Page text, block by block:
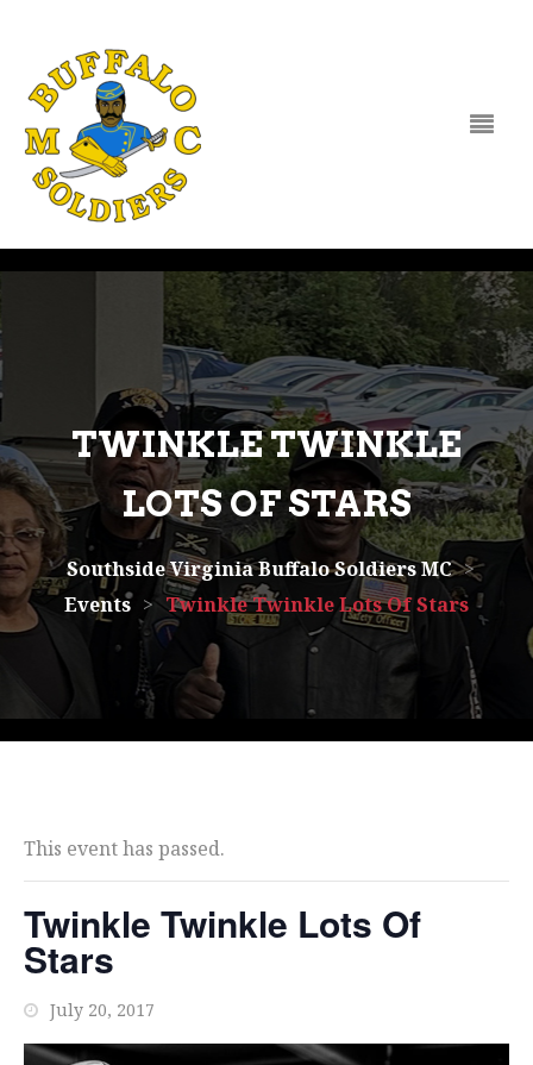
TWINKLE TWINKLE
LOTS OF STARS
Southside Virginia Buffalo Soldiers MC >
Events > Twinkle Twinkle Lots Of Stars
This event has passed.
Twinkle Twinkle Lots Of
Stars
July 20, 2017